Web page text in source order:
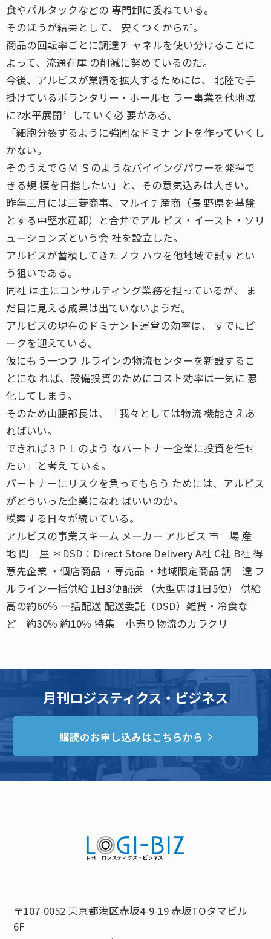
食やパルタックなどの 専門卸に委ねている。
そのほうが結果として、 安くつくからだ。
商品の回転率ごとに調達チ ャネルを使い分けることに
よって、流通在庫 の削減に努めているのだ。
今後、アルビスが業績を拡大するためには、 北陸で手
掛けているボランタリー・ホールセ ラー事業を他地域
に?水平展開〞していく必 要がある。
「細胞分裂するように強固なドミナ ントを作っていくし
かない。
そのうえでＧＭ Ｓのようなバイイングパワーを発揮で
きる規 模を目指したい」と、その意気込みは大きい。
昨年三月には三菱商事、マルイチ産商（長 野県を基盤
とする中堅水産卸）と合弁でアル ビス・イースト・ソリ
ューションズという会 社を設立した。
アルビスが蓄積してきたノウ ハウを他地域で試すとい
う狙いである。
同社 は主にコンサルティング業務を担っているが、 ま
だ目に見える成果は出ていないようだ。
アルビスの現在のドミナント運営の効率は、 すでにピ
ークを迎えている。
仮にもう一つフ ルラインの物流センターを新設するこ
とにな れば、設備投資のためにコスト効率は一気に 悪
化してしまう。
そのため山腰部長は、「我々としては物流 機能さえあ
ればいい。
できれば３ＰＬのよう なパートナー企業に投資を任せ
たい」と考え ている。
パートナーにリスクを負ってもらう ためには、アルビス
がどういった企業になれ ばいいのか。
模索する日々が続いている。
アルビスの事業スキーム メーカー アルビス 市 場 産
地 問 屋 ＊DSD：Direct Store Delivery A社 C社 B社 得
意先企業 ・個店商品 ・専売品 ・地域限定商品 調 達 フ
ルライン一括供給 1日3便配送 （大型店は1日5便） 供給
高の約60％ 一括配送 配送委託（DSD）雑貨・冷食な
ど 約30％ 約10％ 特集 小売り物流のカラクリ
月刊ロジスティクス・ビジネス
購読のお申し込みはこちらから
〒107-0052 東京都港区赤坂4-9-19 赤坂TOタマビル
6F